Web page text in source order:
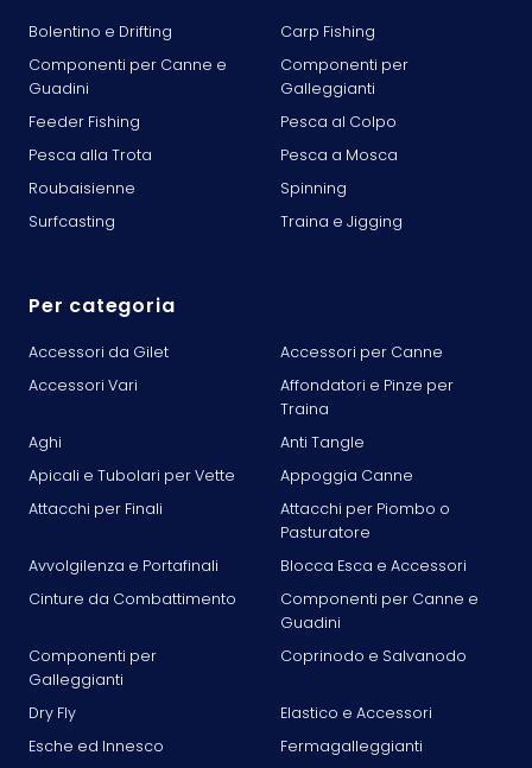
Bolentino e Drifting
Carp Fishing
Componenti per Canne e
Guadini
Componenti per
Galleggianti
Feeder Fishing
Pesca al Colpo
Pesca alla Trota
Pesca a Mosca
Roubaisienne
Spinning
Surfcasting
Traina e Jigging
Per categoria
Accessori da Gilet
Accessori per Canne
Accessori Vari
Affondatori e Pinze per
Traina
Aghi
Anti Tangle
Apicali e Tubolari per Vette
Appoggia Canne
Attacchi per Finali
Attacchi per Piombo o
Pasturatore
Avvolgilenza e Portafinali
Blocca Esca e Accessori
Cinture da Combattimento
Componenti per Canne e
Guadini
Componenti per
Galleggianti
Coprinodo e Salvanodo
Dry Fly
Elastico e Accessori
Esche ed Innesco
Fermagalleggianti